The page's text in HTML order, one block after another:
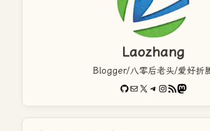
Laozhang
Blogger/八零后老头/爱好折
GitHub
电子邮件X Telegram
Instagram
RSS Feed